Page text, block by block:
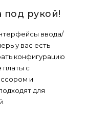
под рукой!
ввода/
у вас есть
конфигурацию
с
и
для